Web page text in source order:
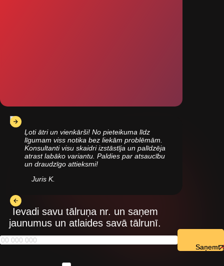
Ļoti ātri un vienkārši! No pieteikuma līdz
līgumam viss notika bez liekām problēmām.
Konsultanti visu skaidri izstāstīja un palīdzēja
atrast labāko variantu. Paldies par atsaucību
un draudzīgo attieksmi!
Juris K.
Ievadi savu tālruņa nr. un saņem
jaunumus un atlaides savā tālrunī.